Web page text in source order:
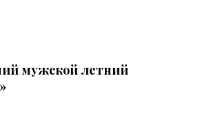
мужской летний